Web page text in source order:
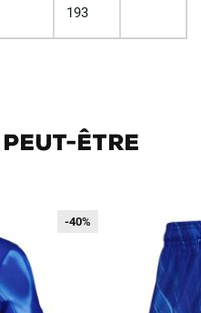
193
peut-être
-40%
-40%